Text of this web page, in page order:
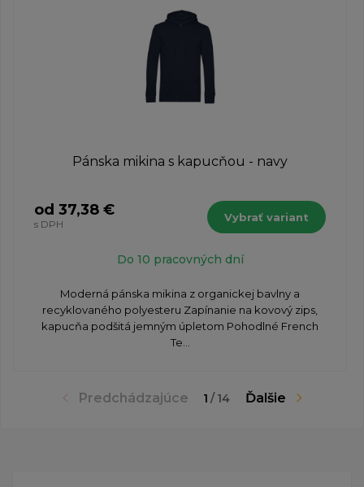
Predchádzajúce 1 / 14 Ďalšie
Pánska mikina s kapucňou - navy
od 37,38 €
s DPH
Vybrať variant
Do 10 pracovných dní
​Moderná pánska mikina z organickej bavlny a
recyklovaného polyesteru Zapínanie na kovový zips,
kapucňa podšitá jemným úpletom Pohodlné French
Te...